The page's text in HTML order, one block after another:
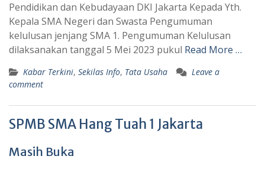
Pendidikan dan Kebudayaan DKI Jakarta Kepada Yth.
Kepala SMA Negeri dan Swasta Pengumuman
kelulusan jenjang SMA 1. Pengumuman Kelulusan
dilaksanakan tanggal 5 Mei 2023 pukul Read More …
Kabar Terkini, Sekilas Info, Tata Usaha
Leave a
comment
SPMB SMA Hang Tuah 1 Jakarta
Masih Buka